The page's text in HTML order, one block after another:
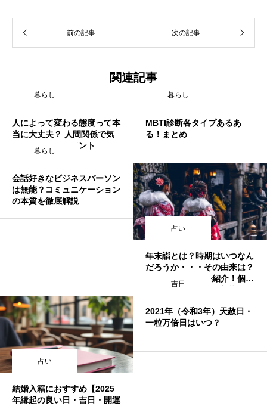
前の記事 次の記事
関連記事
暮らし
人によって変わる態度って本
当に大丈夫？ 人間関係で気
をつけるべきポイント
暮らし
MBTI診断各タイプあるあ
る！まとめ
暮らし
会話好きなビジネスパーソン
は無能？コミュニケーション
の本質を徹底解説
占い
年末詣とは？時期はいつなん
だろうか・・・その由来は？
オススメの神社を紹介！個人
的には関西・京都★初詣より
すよー
占い
結婚入籍におすすめ【2025
年縁起の良い日・吉日・開運
吉日
2021年（令和3年）天赦日・
一粒万倍日はいつ？